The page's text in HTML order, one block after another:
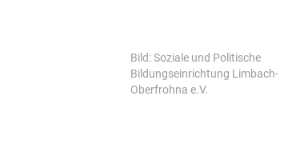
Bild: Soziale und Politische
Bildungseinrichtung Limbach-
Oberfrohna e.V.